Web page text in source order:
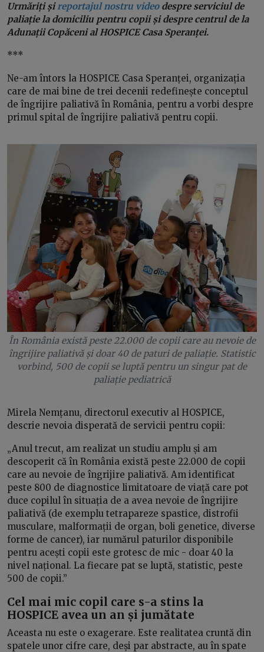
Urmăriți șireportajul nostru video despre serviciul de
paliație la domiciliu pentru copii și despre centrul de la
Adunații Copăceni al HOSPICE Casa Speranței.
***
Ne-am întors la HOSPICE Casa Speranței, organizația
care de mai bine de trei decenii redefinește conceptul
de îngrijire paliativă în România, pentru a vorbi despre
primul spital de îngrijire paliativă pentru copii.
În România există peste 22.000 de copii care au nevoie de
îngrijire paliativă și doar 40 de paturi de paliație. Statistic
vorbind, 500 de copii se luptă pentru un singur pat de
paliație pediatrică
Mirela Nemțanu, directorul executiv al HOSPICE,
descrie nevoia disperată de servicii pentru copii:
„Anul trecut, am realizat un studiu amplu și am
descoperit că în România există peste 22.000 de copii
care au nevoie de îngrijire paliativă. Am identificat
peste 800 de diagnostice limitatoare de viață care pot
duce copilul în situația de a avea nevoie de îngrijire
paliativă (de exemplu tetrapareze spastice, distrofii
musculare, malformații de organ, boli genetice, diverse
forme de cancer), iar numărul paturilor disponibile
pentru acești copii este grotesc de mic - doar 40 la
nivel național. La fiecare pat se luptă, statistic, peste
500 de copii.”
Cel mai mic copil care s-a stins la
HOSPICE avea un an și jumătate
Aceasta nu este o exagerare. Este realitatea cruntă din
spatele unor cifre care, deși par abstracte, au în spate